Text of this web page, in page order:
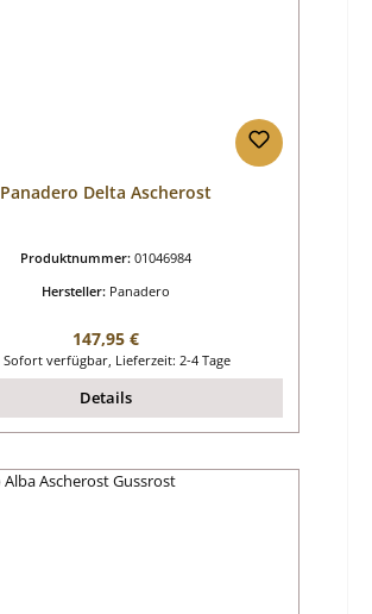
Panadero Delta Ascherost
Produktnummer: 01046984
Hersteller: Panadero
Regulärer Preis:
147,95 €
Sofort verfügbar, Lieferzeit: 2-4 Tage
Details